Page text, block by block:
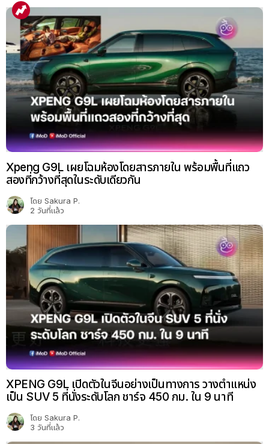
Xpeng G9L เผยโฉมห้องโดยสารภายใน พร้อมพื้นที่แถว
สองที่กว้างที่สุดในระดับเดียวกัน
โดย Sakura P.
2 วันที่แล้ว
XPENG G9L เปิดตัวในจีนอย่างเป็นทางการ วางตำแหน่ง
เป็น SUV 5 ที่นั่งระดับโลก ชาร์จ 450 กม. ใน 9 นาที
โดย Sakura P.
3 วันที่แล้ว